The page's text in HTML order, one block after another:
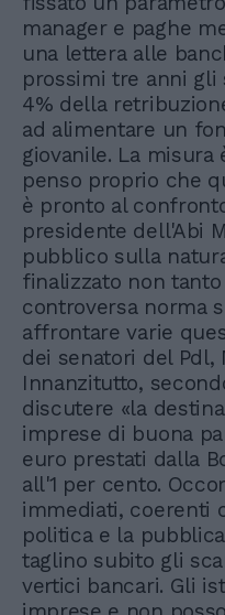
manager e paghe
una lettera alle
prossimi tre anni gli
4% della
ad alimentare un
giovanile. La misura
penso proprio che
è pronto al
presidente dell'Abi
pubblico sulla
finalizzato non
controversa norma
affrontare varie
dei senatori del Pdl,
Innanzitutto,
discutere «la
imprese di buona
euro prestati dalla
all'1 per cento.
immediati, coerenti
politica e la
taglino subito gli
vertici bancari. Gli